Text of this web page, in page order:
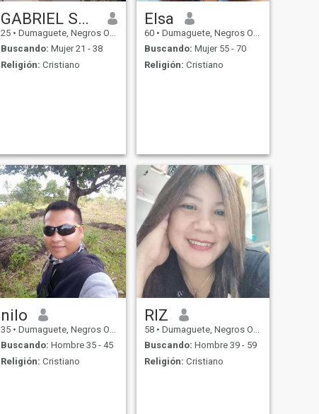
GABRIEL SYMON
25 • Dumaguete, Negros Oriental, Filipinas
Buscando: Mujer 21 - 38
Religión: Cristiano
Elsa
60 • Dumaguete, Negros Oriental, Filipinas
Buscando: Mujer 55 - 70
Religión: Cristiano
nilo
35 • Dumaguete, Negros Oriental, Filipinas
Buscando: Hombre 35 - 45
Religión: Cristiano
RIZ
58 • Dumaguete, Negros Oriental, Filipinas
Buscando: Hombre 39 - 59
Religión: Cristiano